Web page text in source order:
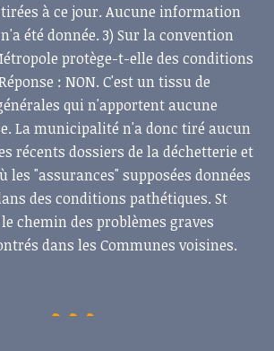
à ce jour. Aucune information
été donnée. 3) Sur la convention
protège-t-elle des conditions
: NON. C'est un tissu de
qui n'apportent aucune
La municipalité n'a donc tiré aucun
récents dossiers de la déchetterie et
les "assurances" supposées données
des conditions pathétiques. St
chemin des problèmes graves
dans les Communes voisines.